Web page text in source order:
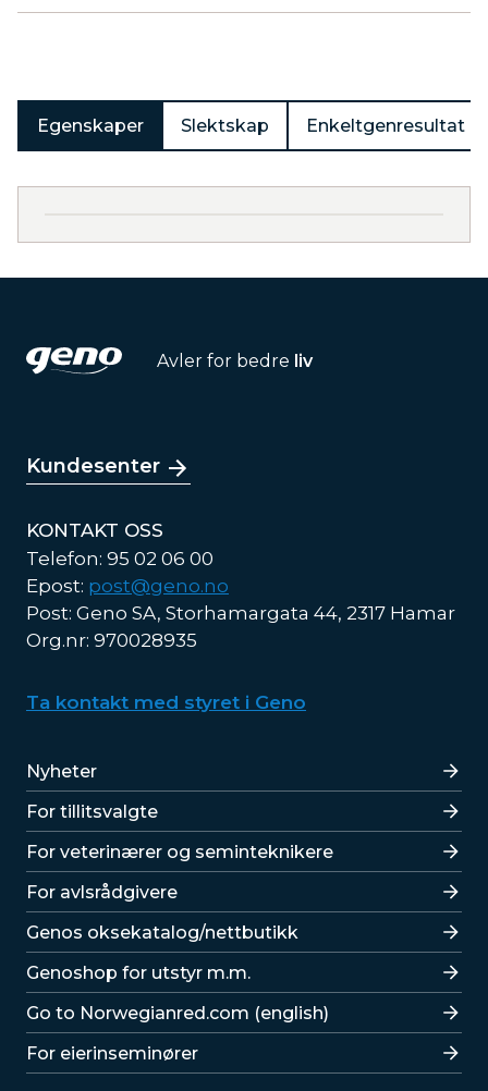
Egenskaper Slektskap Enkeltgenresultat
Avler for bedre liv
Kundesenter
KONTAKT OSS
Telefon: 95 02 06 00
Epost: post@geno.no
Post: Geno SA, Storhamargata 44, 2317 Hamar
Org.nr: 970028935
Ta kontakt med styret i Geno
Lenker
Nyheter
For tillitsvalgte
For veterinærer og seminteknikere
For avlsrådgivere
Lenker
Genos oksekatalog/nettbutikk
Genoshop for utstyr m.m.
Go to Norwegianred.com (english)
For eierinseminører